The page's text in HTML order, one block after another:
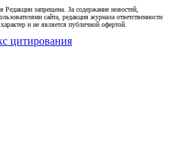
Редакции запрещена. За содержание новостей,
сайта, редакция журнала ответственности
и не является публичной офертой.